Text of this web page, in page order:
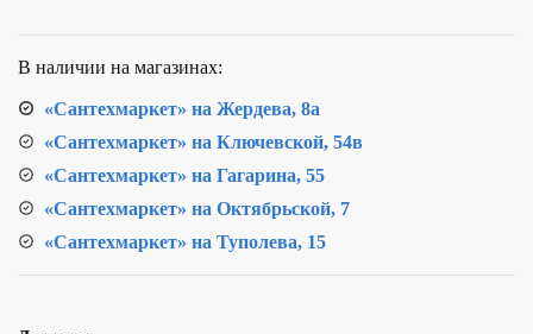
d25
"ручка"
В наличии на магазинах:
«Сантехмаркет» на Жердева, 8а
«Сантехмаркет» на Ключевской, 54в
«Сантехмаркет» на Гагарина, 55
«Сантехмаркет» на Октябрьской, 7
«Сантехмаркет» на Туполева, 15